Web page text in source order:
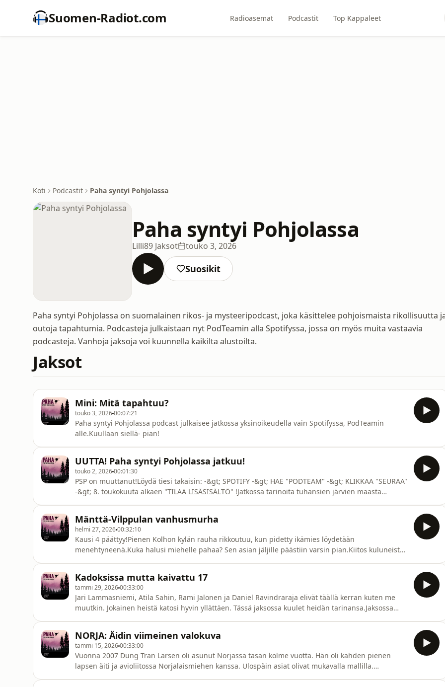
Suomen-Radiot.com Radioasemat Podcastit Top Kappaleet
Koti Podcastit Paha syntyi Pohjolassa
Paha syntyi Pohjolassa
Lilli89 Jaksot touko 3, 2026
Suosikit
Paha syntyi Pohjolassa on suomalainen rikos- ja mysteeripodcast, joka käsittelee pohjoismaista rikollisuutta
outoja tapahtumia. Podcasteja julkaistaan nyt PodTeamin alla Spotifyssa, jossa on myös muita vastaavia
podcasteja. Vanhoja jaksoja voi kuunnella kaikilta alustoilta.
Jaksot
Mini: Mitä tapahtuu?
touko 3, 202600:07:21
Paha syntyi Pohjolassa podcast julkaisee jatkossa yksinoikeudella vain Spotifyssa, PodTeamin
alle.Kuullaan siellä- pian!
UUTTA! Paha syntyi Pohjolassa jatkuu!
touko 2, 202600:01:30
PSP on muuttanut!Löydä tiesi takaisin: -&gt; SPOTIFY -&gt; HAE "PODTEAM" -&gt; KLIKKAA "SEURAA"
-&gt; 8. toukokuuta alkaen "TILAA LISÄSISÄLTÖ" !Jatkossa tarinoita tuhansien järvien maasta
bonus-jaksoja.IG: pahasyntyipo
Mänttä-Vilppulan vanhusmurha
helmi 27, 202600:32:10
Kausi 4 päättyy!Pienen Kolhon kylän rauha rikkoutuu, kun pidetty ikämies löydetään
menehtyneenä.Kuka halusi miehelle pahaa? Sen asian jäljille päästiin varsin pian.Kiitos kuluneista
kuvioista!Lähteet:https://docs.google.com/document/d/1J8lZ0BuLzoiDFEKyM_SusNNisEzUKihuWRVQD_CAIfE/
usp=shari
Kadoksissa mutta kaivattu 17
tammi 29, 202600:33:00
Jari Lammasniemi, Atila Sahin, Rami Jalonen ja Daniel Ravindraraja elivät täällä kerran kuten me
muutkin. Jokainen heistä katosi hyvin yllättäen. Tässä jaksossa kuulet heidän tarinansa.Jaksossa
pahasyntyipohjolassapodLähteet:https://docs.google.com/document/d/1oc-zk-
3BjsERis1TdpPcE180_tORP9JruxZj62-GMws/edit?
NORJA: Äidin viimeinen valokuva
tammi 15, 202600:33:00
Vuonna 2007 Dung Tran Larsen oli asunut Norjassa tasan kolme vuotta. Hän oli kahden pienen
lapsen äiti ja avioliitossa Norjalaismiehen kanssa. Ulospäin asiat olivat mukavalla mallilla.